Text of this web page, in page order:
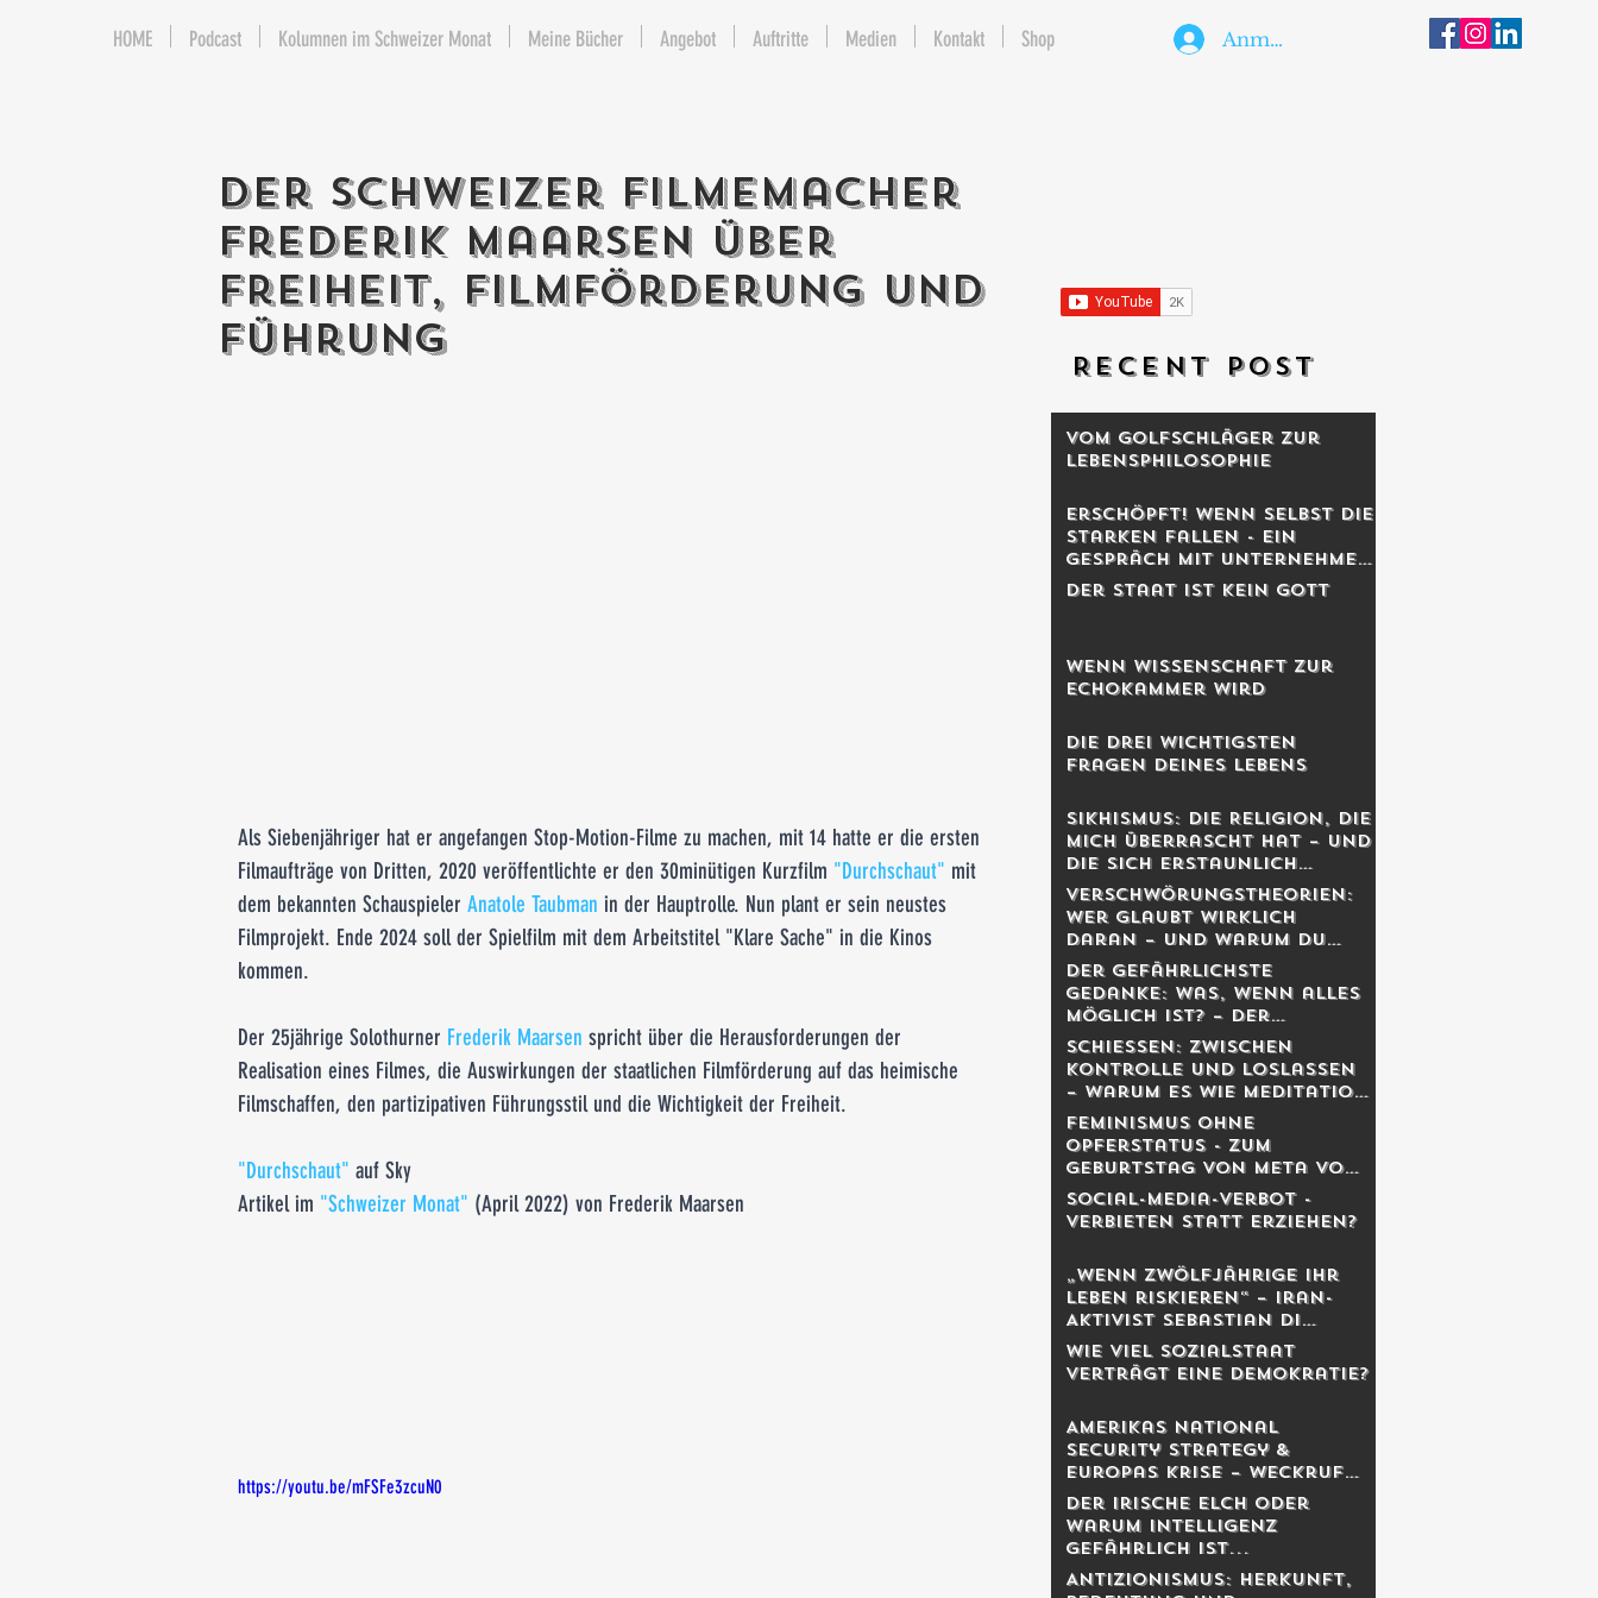
Anmelden
Der Schweizer Filmemacher
Frederik Maarsen über
Freiheit, Filmförderung und
Führung
Als Siebenjähriger hat er angefangen Stop-Motion-Filme zu machen, mit 14 hatte er die ersten
Filmaufträge von Dritten, 2020 veröffentlichte er den 30minütigen Kurzfilm "Durchschaut" mit
dem bekannten Schauspieler Anatole Taubman in der Hauptrolle. Nun plant er sein neustes
Filmprojekt. Ende 2024 soll der Spielfilm mit dem Arbeitstitel "Klare Sache" in die Kinos
kommen.
Der 25jährige Solothurner Frederik Maarsen spricht über die Herausforderungen der
Realisation eines Filmes, die Auswirkungen der staatlichen Filmförderung auf das heimische
Filmschaffen, den partizipativen Führungsstil und die Wichtigkeit der Freiheit.
"Durchschaut" auf Sky
Artikel im "Schweizer Monat" (April 2022) von Frederik Maarsen
https://youtu.be/mFSFe3zcuN0
RECENT POST
Vom Golfschläger zur
Lebensphilosophie
Erschöpft! Wenn selbst die
Starken fallen - Ein
Gespräch mit Unternehmer
Lukas Jampen
Der Staat ist kein Gott
Wenn Wissenschaft zur
Echokammer wird
Die drei wichtigsten
Fragen deines Lebens
Sikhismus: Die Religion, die
mich überrascht hat – und
die sich erstaunlich
schweizerisch anfühlt
Verschwörungstheorien:
Wer glaubt wirklich
daran – und warum du
dich dabei wahrscheinlich
irrst
Der gefährlichste
Gedanke: Was, wenn alles
möglich ist? – Der
Schweizer Tom Clancy im
Gespräch
Schiessen: Zwischen
Kontrolle und Loslassen
– warum es wie Meditation
wirkt
Feminismus ohne
Opferstatus - Zum
Geburtstag von Meta von
Salis
Social-Media-Verbot -
Verbieten statt erziehen?
„Wenn Zwölfjährige ihr
Leben riskieren“ – Iran-
Aktivist Sebastian Di
Benedetto über
Revolution, Massaker und
das Schweigen des
Wie viel Sozialstaat
verträgt eine Demokratie?
Amerikas National
Security Strategy &
Europas Krise – Weckruf
oder Kriegserklärung?
Der irische Elch oder
warum Intelligenz
gefährlich ist...
Antizionismus: Herkunft,
HOME Podcast Kolumnen im Schweizer Monat Meine Bücher Angebot Auftritte Medien Kontakt Shop